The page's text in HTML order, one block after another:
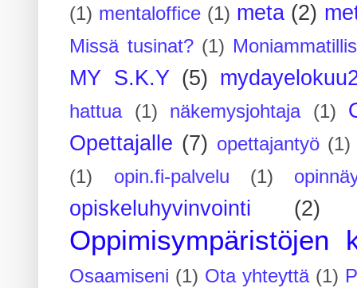
(1) mentaloffice (1) meta (2)
Missä tusinat? (1)
MY S.K.Y (5)
hattua (1) näkemysjohtaja (1)
Opettajalle (7) opettajantyö (1)
(1)
opin.fi-palvelu (1)
opiskeluhyvinvointi (2)
Oppimisympäristöjen
Osaamiseni (1) Ota yhteyttä (1)